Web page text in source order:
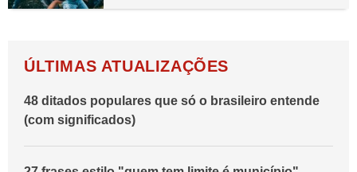
ÚLTIMAS ATUALIZAÇÕES
48 ditados populares que só o brasileiro entende
(com significados)